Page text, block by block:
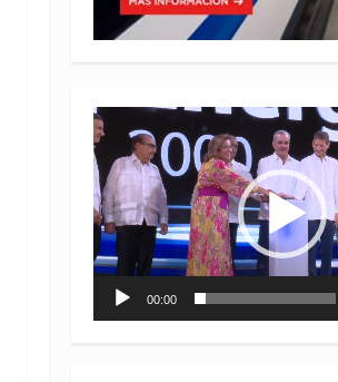
Reproductor
de
vídeo
00:00